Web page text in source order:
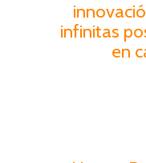
infinitas
en